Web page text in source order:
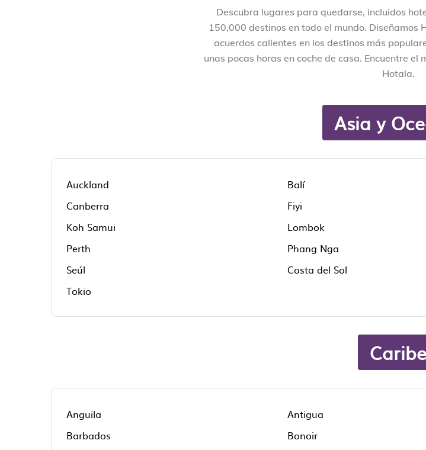
Descubra lugares para quedarse, incluidos
150,000 destinos en todo el mundo.
acuerdos calientes en los destinos más
unas pocas horas en coche de casa. Encuentre
Hotala.
Asia y
Auckland Balí
Canberra
Fiyi
Koh Samui
Lombok
Perth
Phang Nga
Seúl
Costa del Sol
Tokio
Caribe
Anguila Antigua
Barbados
Bonoir